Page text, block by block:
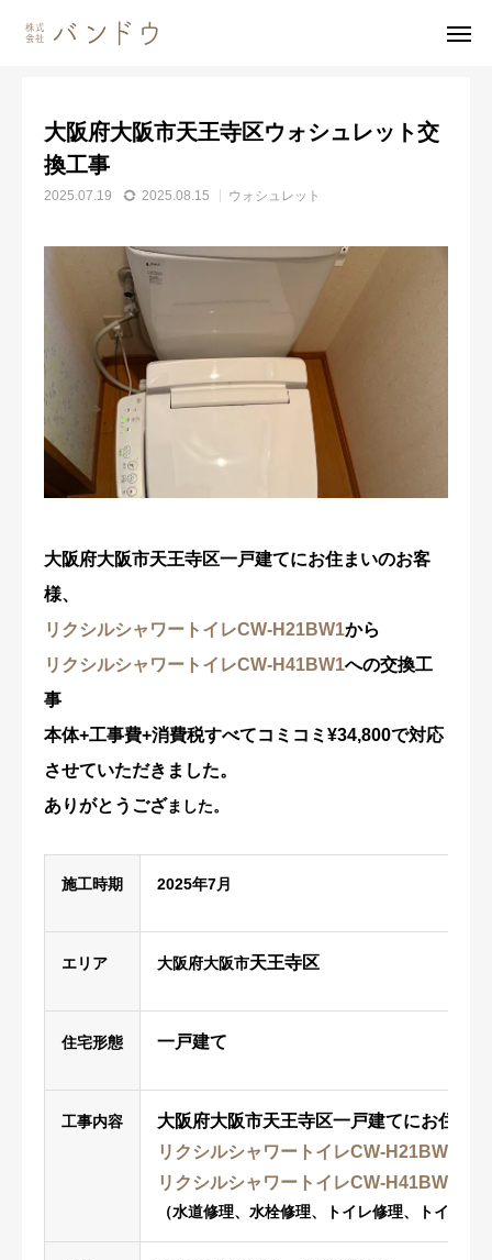
施工事例 ウォシュレット 大阪府大阪市天王寺区ウォシュレット交換工事
大阪府大阪市天王寺区ウォシュレット交
換工事
2025.07.19 2025.08.15 ウォシュレット
大阪府大阪市天王寺区一戸建てにお住まいのお客
様、
リクシルシャワートイレCW-H21BW1から
リクシルシャワートイレCW-H41BW1への交換工
事
本体+工事費+消費税すべてコミコミ¥34,800で対応
させていただきました。
ありがとうござました。
施工時期 2025年7月
エリア 大阪府大阪市天王寺区
住宅形態 一戸建て
工事内容
大阪府大阪市天王寺区一戸建てにお住ま
リクシルシャワートイレCW-H21BW1
リクシルシャワートイレCW-H41BW1
（水道修理、水栓修理、トイレ修理、トイレ工
無料見積・ お問い合わせ
施工風景
事業内容
事業内容
施工事例
商品紹介
おすすめ商品
お問い合わせ